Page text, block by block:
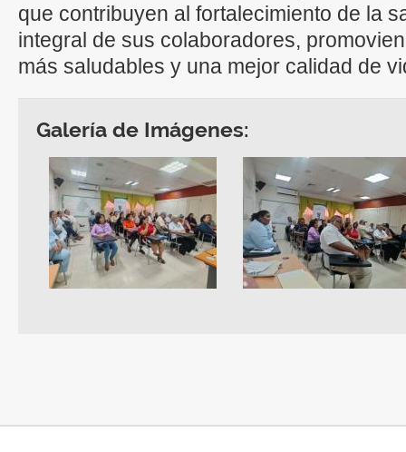
que contribuyen al fortalecimiento de la
integral de sus colaboradores,
más saludables y una mejor calidad de
Galería de Imágenes: